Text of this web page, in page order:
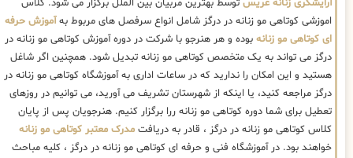
آرایشگری زنانه عریستوسط بهترین مربیان بین الملل برگزار می شود. کلاس
اموزشی کوتاهی مو زنانه در درگز شامل انواع سرفصل های مربوط بهآموزش حرفه
ای کوتاهی مو زنانهبوده و هر هنرجو با شرکت در دوره آموزش کوتاهی مو زنانه در
درگز می تواند به یک متخصص کوتاهی مو زنانه تبدیل شود. همچنین اگر شاغل
هستید و این امکان را ندارید که در ساعات اداری به آموزشگاه کوتاهی مو زنانه در
درگز مراجعه کنید، یا اینکه از شهرستان تشریف می آورید، می توانیم در روزهای
تعطیل برای شما دوره کوتاهی مو زنانه ررا برگزار کنیم. هنرجویان پس از پایان
کلاس کوتاهی مو زنانه در درگز ، قادر به دریافتمدرک معتبر کوتاهی مو زنانه
خواهند بود. در آموزشگاه فنی و حرفه ای کوتاهی مو زنانه در درگز ، کلیه مباحث